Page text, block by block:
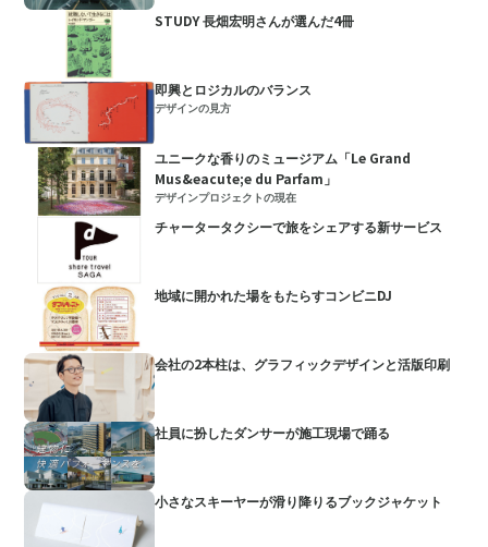
STUDY 長畑宏明さんが選んだ4冊
即興とロジカルのバランス
デザインの見方
ユニークな香りのミュージアム「Le Grand
Mus&eacute;e du Parfam」
デザインプロジェクトの現在
チャータータクシーで旅をシェアする新サービス
地域に開かれた場をもたらすコンビニDJ
会社の2本柱は、グラフィックデザインと活版印刷
社員に扮したダンサーが施工現場で踊る
小さなスキーヤーが滑り降りるブックジャケット